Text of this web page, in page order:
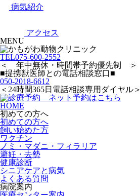
病気紹介
アクセス
MENU
TEL075-600-2552
＜ 年中無休・時間帯予約優先制 ＞
■提携獣医師との電話相談窓口■
050-2018-6612
＜24時間365日電話相談専用ダイヤル＞
HOME
初めての方へ
初めての方へ
飼い始めた方
ワクチン
ノミ・マダニ・フィラリア
避妊・去勢
健康診断
シニアケアと病気
よくある質問
病院案内